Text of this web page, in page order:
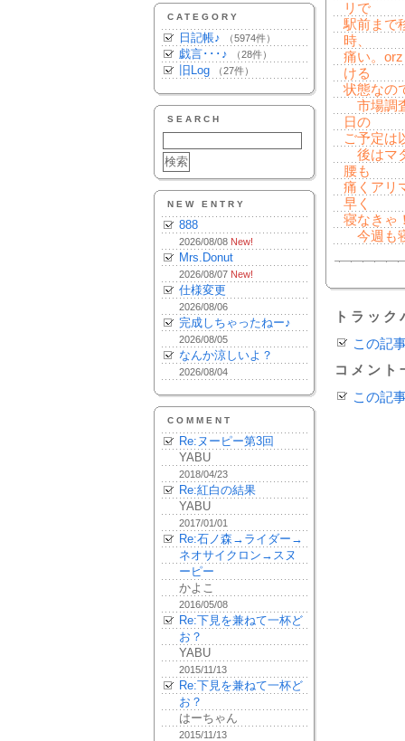
CATEGORY
日記帳♪ （5974件）
戯言･･･♪ （28件）
旧Log （27件）
SEARCH
NEW ENTRY
888
2026/08/08 New!
Mrs.Donut
2026/08/07 New!
仕様変更
2026/08/06
完成しちゃったねー♪
2026/08/05
なんか涼しいよ？
2026/08/04
COMMENT
Re:ヌーピー第3回
YABU
2018/04/23
Re:紅白の結果
YABU
2017/01/01
Re:石ノ森→ライダー→
ネオサイクロン→スヌ
ーピー
かよこ
2016/05/08
Re:下見を兼ねて一杯ど
お？
YABU
2015/11/13
Re:下見を兼ねて一杯ど
お？
はーちゃん
2015/11/13
リで
駅前まで
時、
痛い。
ける
状態なの
市場調
日の
ご予定は
後はマ
腰も
痛くアリ
早く
寝なきゃ
今週も
トラッ
この記
コメント
この記